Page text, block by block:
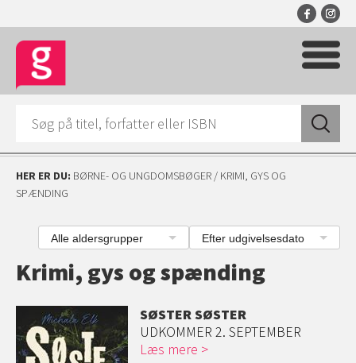
HER ER DU: BØRNE- OG UNGDOMSBØGER / KRIMI, GYS OG
SPÆNDING
Efter udgivelsesdato
Alle aldersgrupper
Krimi, gys og spænding
SØSTER SØSTER
UDKOMMER 2. SEPTEMBER
Læs mere